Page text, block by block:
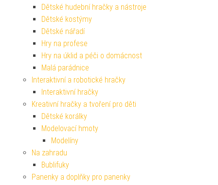
Dětské hudební hračky a nástroje
Dětské kostýmy
Dětské nářadí
Hry na profese
Hry na úklid a péči o domácnost
Malá parádnice
Interaktivní a robotické hračky
Interaktivní hračky
Kreativní hračky a tvoření pro děti
Dětské korálky
Modelovací hmoty
Modelíny
Na zahradu
Bublifuky
Panenky a doplňky pro panenky